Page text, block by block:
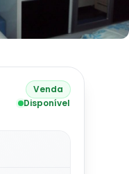
Venda
Disponível